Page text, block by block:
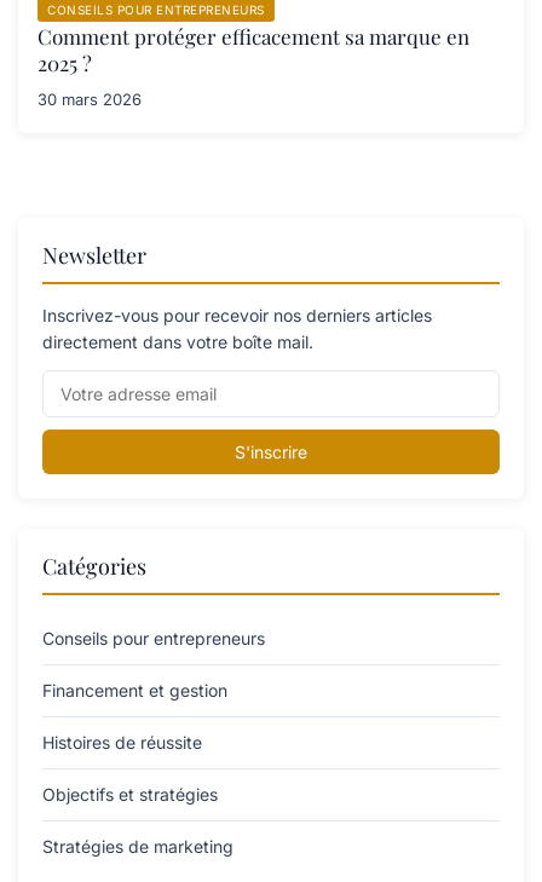
CONSEILS POUR ENTREPRENEURS
Comment protéger efficacement sa marque en
2025 ?
30 mars 2026
Newsletter
Inscrivez-vous pour recevoir nos derniers articles
directement dans votre boîte mail.
S'inscrire
Catégories
Conseils pour entrepreneurs
Financement et gestion
Histoires de réussite
Objectifs et stratégies
Stratégies de marketing